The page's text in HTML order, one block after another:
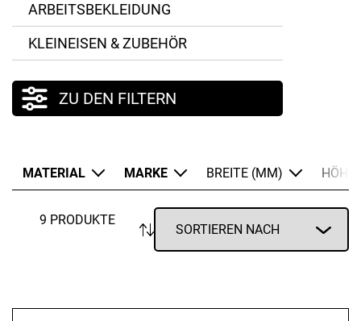
ARBEITSBEKLEIDUNG
KLEINEISEN & ZUBEHÖR
ZU DEN FILTERN
MATERIAL MARKE BREITE (MM) HÖHE
9 PRODUKTE